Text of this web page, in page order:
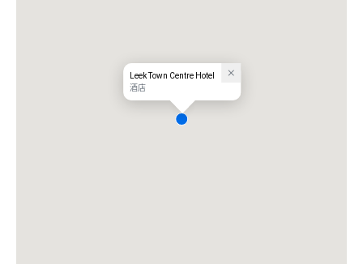
Leek Town Centre Hotel
酒店